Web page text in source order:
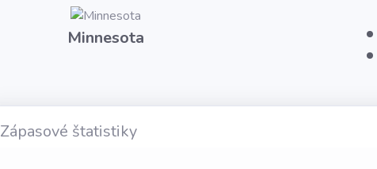
Minnesota :
Zápasové štatistiky